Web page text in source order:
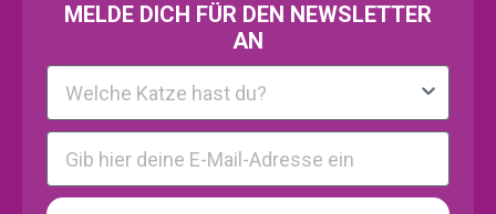
MELDE DICH FÜR DEN NEWSLETTER
AN
Kattenras
E-mail